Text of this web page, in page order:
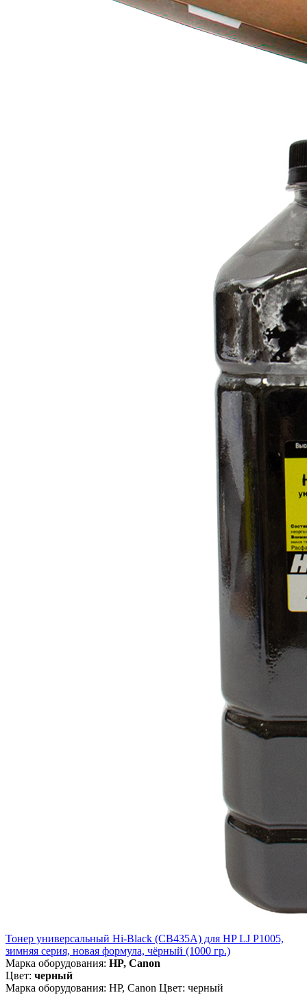
Тонер универсальный Hi-Black (CB435A) для HP LJ P1005,
зимняя серия, новая формула, чёрный (1000 гр.)
Марка оборудования: HP, Canon
Цвет: черный
Марка оборудования: HP, Canon Цвет: черный